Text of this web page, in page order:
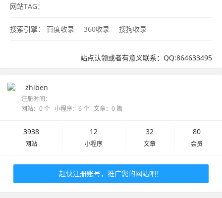
网站TAG：
搜索引擎： 百度收录 360收录 搜狗收录
站点认领或者有意义联系：QQ:864633495
zhiben
注册时间：
网站：0 个 小程序：6 个 文章：0 篇
3938
网站
12
小程序
32
文章
80
会员
赶快注册账号，推广您的网站吧！